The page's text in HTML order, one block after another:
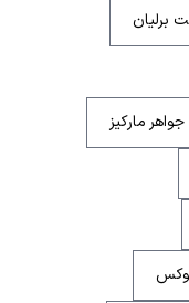
برلیان
مارکیز